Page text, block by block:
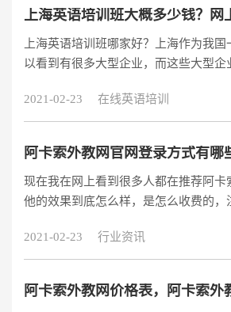
英语口语的教学就能为学员提供一个原
教学，能及时的去纠正学员的口语发音
的英语口语发音奠定良好的英语口
上海英语培训班哪家好？上海作为我国
以看到有很多大型企业，而这些大型企
只要你能说一口流利的英语口语，就不
之地。但是大家在挑选自己心仪的英语
就作为一个过来人，给大家分享下我的
有所帮助。对于这个问题，不同地区的
的价格都是不同的，毕竟影响英语培训
2021-02-23 在线英语培训
现在我在网上看到很多人都在推荐阿卡
他的效果到底怎么样，是怎么收费的，
2021-02-23
行业资讯